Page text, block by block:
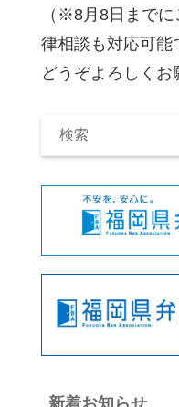
（※8月8日まで
律相談も対応可能
どうぞよろしくお
新着お知らせ